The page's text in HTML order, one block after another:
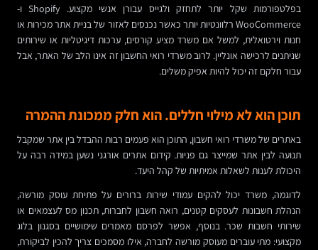
בפלטפורמות שקל יותר לתחזק ולגייס עבורן אנשי מקצוע. Shopify ו-
WooCommerce רלוונטיות יותר כאשר נכנסים לאזור של בניית אתר מכירות או
חנות וירטואלית, למשל אם משרד מציע קורסים, ערכות דיגיטליות או שירותים
שניתנים לרכישה אונליין. לרוב משרדי רואי החשבון זה אינו הלב של האתר, אבל
עבור חלקם זה יכול להיות אפיק משלים.
תוכן הוא לא מילוי חללים. הוא חלק ממכונת ההמרה
באתרים של משרדי רואי חשבון, התוכן הוא פעמים רבות ההבדל בין אתר שמקבל
תנועה לבין אתר שמייצר גם פניות. קידום אתרים אורגני נשען במידה רבה על
היכולת לענות לשאלות אמיתיות של קהל היעד.
לדוגמה, משרד יכול להקים עמודי שירות ברורים על פתיחת עוסק מורשה,
הנהלת חשבונות לעסקים קטנים, רואה חשבון לחברות, תכנון מס לעצמאים או
שירותי חשבות שכר. בנוסף, אפשר לפרסם מאמרים שימושיים בסגנון בלוג
מקצועי: מתי עוברים מעוסק מורשה לחברה, אילו מסמכים צריך להכין לביקורת,